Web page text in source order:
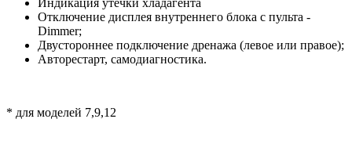
Индикация утечки хладагента
Отключение дисплея внутреннего блока с пульта -
Dimmer;
Двустороннее подключение дренажа (левое или правое);
Авторестарт, самодиагностика.
* для моделей 7,9,12